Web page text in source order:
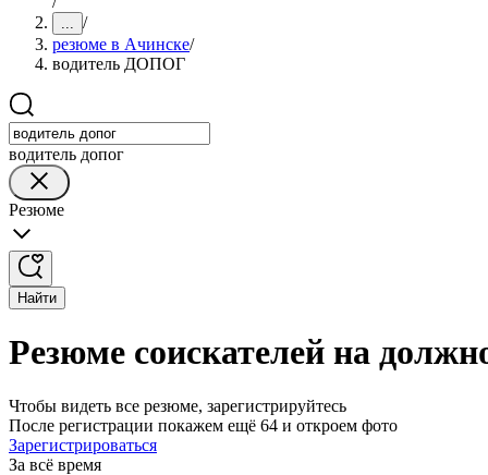
... /
резюме в Ачинске/
водитель ДОПОГ
водитель допог
Резюме
Найти
Резюме соискателей на
Чтобы видеть все резюме, зарегистрируйтесь
После регистрации покажем ещё 64 и откроем фото
Зарегистрироваться
За всё время